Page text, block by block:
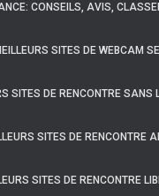
CONSEILS, AVIS,
SITES DE WEBCAM
SITES DE RENCONTRE SANS
SITES DE RENCONTRE
SITES DE RENCONTRE